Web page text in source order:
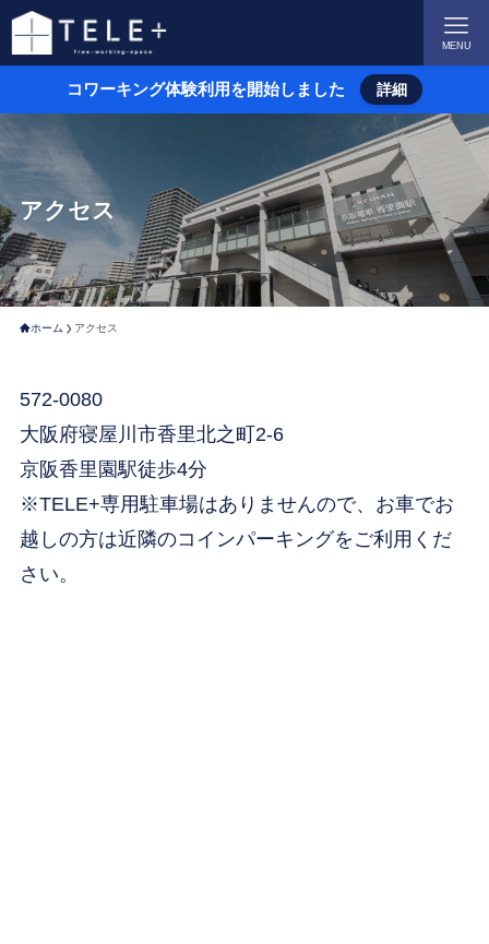
MENU
コワーキング体験利用を開始しました 詳細
アクセス
ホーム アクセス
572-0080
大阪府寝屋川市香里北之町2-6
京阪香里園駅徒歩4分
※TELE+専用駐車場はありませんので、お車でお
越しの方は近隣のコインパーキングをご利用くだ
さい。